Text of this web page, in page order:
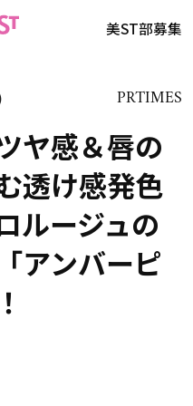
美ST部募集
PRTIMES
ヤ感＆唇の
透け感発色
ルージュの
アンバーピ